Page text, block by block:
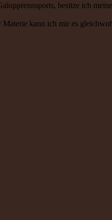
besitze ich
kann ich mir es